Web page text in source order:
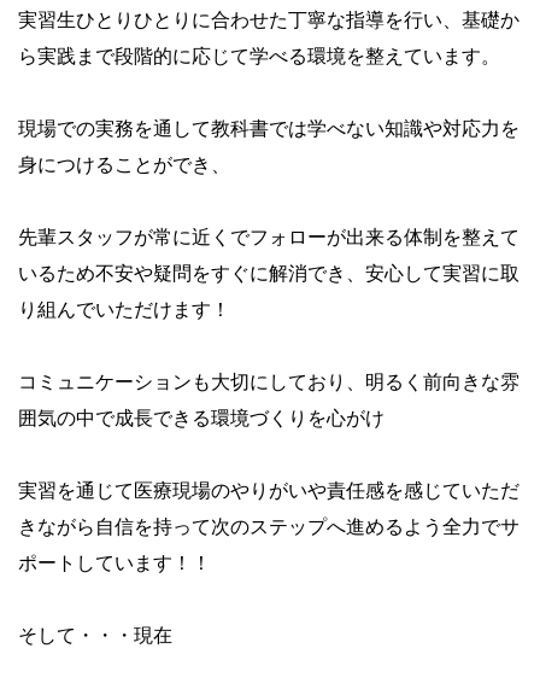
実習生ひとりひとりに合わせた丁寧な指導を行い、基礎か
ら実践まで段階的に応じて学べる環境を整えています。
現場での実務を通して教科書では学べない知識や対応力を
身につけることができ、
先輩スタッフが常に近くでフォローが出来る体制を整えて
いるため不安や疑問をすぐに解消でき、安心して実習に取
り組んでいただけます！
コミュニケーションも大切にしており、明るく前向きな雰
囲気の中で成長できる環境づくりを心がけ
実習を通じて医療現場のやりがいや責任感を感じていただ
きながら自信を持って次のステップへ進めるよう全力でサ
ポートしています！！
そして・・・現在